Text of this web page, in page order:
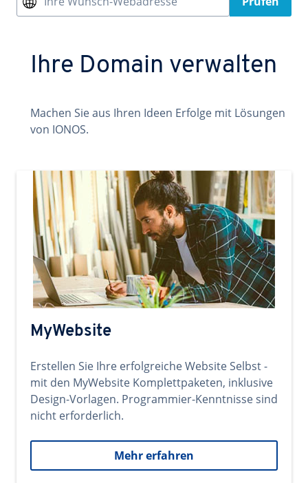
Ihre Domain verwalten
Machen Sie aus Ihren Ideen Erfolge mit Lösungen
von IONOS.
MyWebsite
Erstellen Sie Ihre erfolgreiche Website Selbst -
mit den MyWebsite Komplettpaketen, inklusive
Design-Vorlagen. Programmier-Kenntnisse sind
nicht erforderlich.
Mehr erfahren